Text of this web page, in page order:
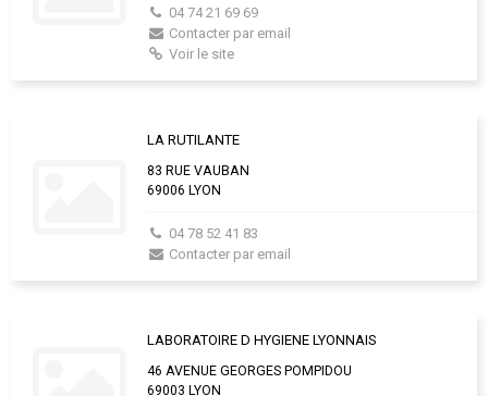
04 74 21 69 69
Contacter par email
Voir le site
LA RUTILANTE
83 RUE VAUBAN
69006 LYON
04 78 52 41 83
Contacter par email
LABORATOIRE D HYGIENE LYONNAIS
46 AVENUE GEORGES POMPIDOU
69003 LYON